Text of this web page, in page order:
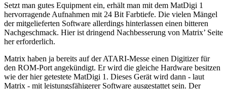
Setzt man gutes Equipment ein, erhält man mit dem MatDigi 1
hervorragende Aufnahmen mit 24 Bit Farbtiefe. Die vielen Mängel
der mitgelieferten Software allerdings hinterlassen einen bitteren
Nachgeschmack. Hier ist dringend Nachbesserung von Matrix’ Seite
her erforderlich.
Matrix haben ja bereits auf der ATARI-Messe einen Digitizer für
den ROM-Port angekündigt. Er wird die gleiche Hardware besitzen
wie der hier getestete MatDigi 1. Dieses Gerät wird dann - laut
Matrix - mit leistungsfähigerer Software ausgestattet sein. Der